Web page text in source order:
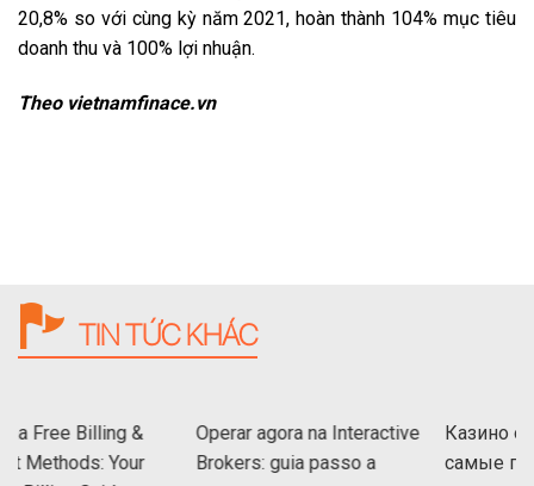
20,8% so với cùng kỳ năm 2021, hoàn thành 104% mục tiêu
doanh thu và 100% lợi nhuận.
Theo vietnamfinace.vn
TIN TỨC KHÁC
Billing &
Your
Operar agora na Interactive
Brokers: guia passo a
Казино онлайн
самые